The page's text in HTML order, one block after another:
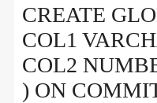
CREATE
COL1
COL2
) ON